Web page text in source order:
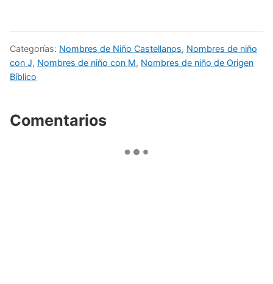
Categorías: Nombres de Niño Castellanos, Nombres de niño
con J, Nombres de niño con M, Nombres de niño de Origen
Bíblico
Comentarios